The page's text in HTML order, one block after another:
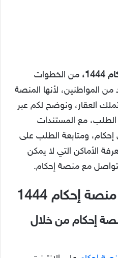
من الخطوات
من المواطنين، لأنها المنصة
العقار، ونوضح لكم عبر
مع المستندات
إحكام، ومتابعة الطلب على
الأماكن التي لا يمكن
مع منصة إحكام.
إحكام 1444
إحكام من خلال